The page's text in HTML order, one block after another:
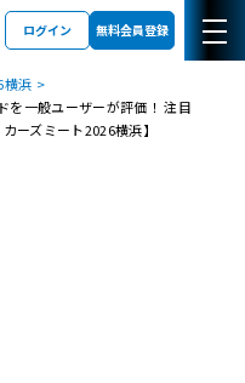
ログイン 無料会員登録
横浜
を一般ユーザーが評価！ 注目
ーズミート2026横浜】